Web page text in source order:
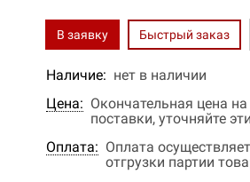
В заявку Быстрый заказ
Наличие: нет в наличии
Цена: Окончательная цена
поставки, уточняйте
Оплата: Оплата
отгрузки партии